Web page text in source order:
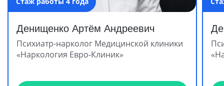
Денищенко Артём Андреевич
Психиатр-нарколог Медицинской клиники
«Наркология Евро-Клиник»